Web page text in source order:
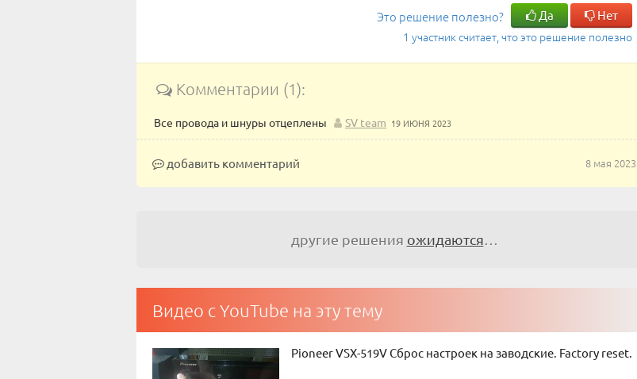
Это решение полезно? Да Нет
1 участник считает, что это решение полезно
Комментарии (1):
Все провода и шнуры отцеплены SV team 19 ИЮНЯ 2023
8 мая 2023
добавить комментарий
другие решения ожидаются
Видео с YouTube на эту тему
Pioneer VSX-519V Сброс настроек на заводские. Factory reset.